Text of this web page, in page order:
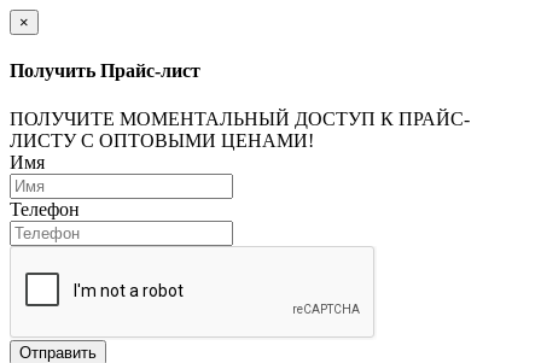
×
Получить Прайс-лист
ПОЛУЧИТЕ МОМЕНТАЛЬНЫЙ ДОСТУП К ПРАЙС-
ЛИСТУ С ОПТОВЫМИ ЦЕНАМИ!
Имя
Телефон
Отправить